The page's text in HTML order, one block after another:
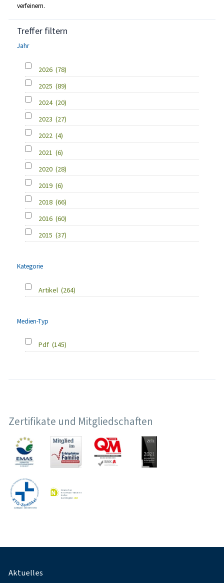
verfeinern.
Treffer filtern
Jahr
2026 (78)
2025 (89)
2024 (20)
2023 (27)
2022 (4)
2021 (6)
2020 (28)
2019 (6)
2018 (66)
2016 (60)
2015 (37)
Kategorie
Artikel (264)
Medien-Typ
Pdf (145)
Zertifikate und Mitgliedschaften
Fußnavigation
Aktuelles